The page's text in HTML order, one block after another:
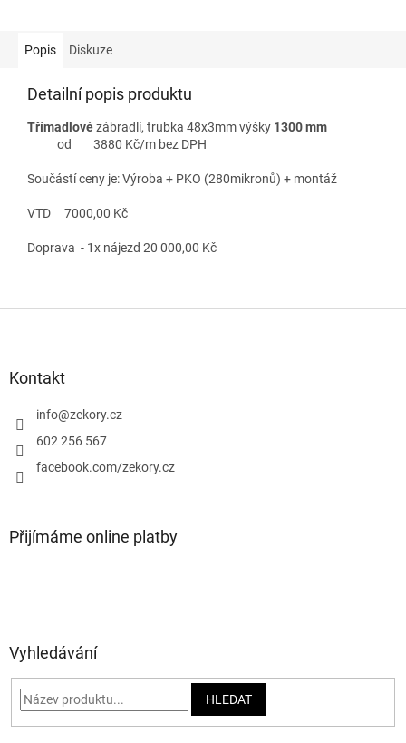
Popis Diskuze
Detailní popis produktu
Třímadlovézábradlí, trubka 48x3mm výšky 1300 mm
od 3880 Kč/m bez DPH
Součástí ceny je: Výroba + PKO (280mikronů) + montáž
VTD 7000,00 Kč
Doprava - 1x nájezd 20 000,00 Kč
Kontakt
info@zekory.cz
602 256 567
facebook.com/zekory.cz
Přijímáme online platby
Vyhledávání
HLEDAT